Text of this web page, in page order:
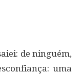
de ninguém,
uma